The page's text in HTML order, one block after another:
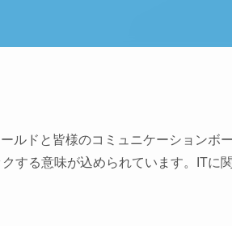
ルドと皆様のコミュニケーションボ
する意味が込められています。ITに